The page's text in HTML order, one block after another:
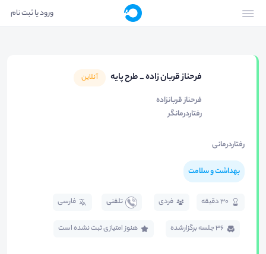
ورود یا ثبت نام
فرحناز قربان زاده _ طرح پایه آنلاین
فرحناز قربانزاده
رفتاردرمانگر
رفتاردرمانی
بهداشت و سلامت
30 دقیقه فردی تلفنی فارسی
36 جلسه برگزار‌شده هنوز امتیازی ثبت نشده است